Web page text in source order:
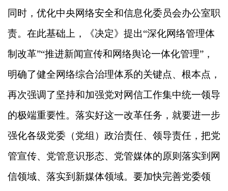
同时，优化中央网络安全和信息化委员会办公室职
责。在此基础上，《决定》提出“深化网络管理体
制改革”“推进新闻宣传和网络舆论一体化管理”，
明确了健全网络综合治理体系的关键点、根本点，
再次强调了坚持和加强党对网信工作集中统一领导
的极端重要性。落实好这一改革任务，就要进一步
强化各级党委（党组）政治责任、领导责任，把党
管宣传、党管意识形态、党管媒体的原则落实到网
信领域、落实到新媒体领域。要加快完善党委领